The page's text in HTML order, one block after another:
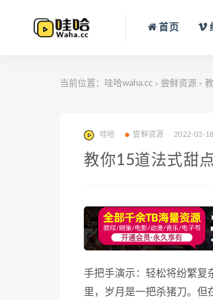
首页
当前位置： 哇哈waha.cc > 尝鲜资源 >
哇哈 尝鲜资源 2022-03-18
教你15道法式甜
手把手演示：轻松将纷繁复
里，岁月是一把杀猪刀。但